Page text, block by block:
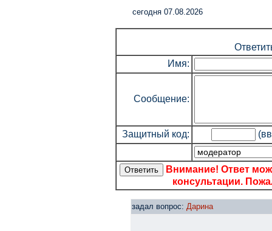
cегодня 07.08.2026
Имя:
Сообщение:
Защитный код:
Внимание! Ответ
консультации.
задал вопрос: Дарина